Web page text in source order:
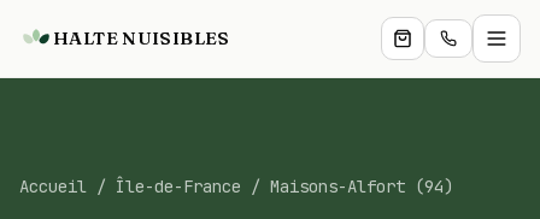
HALTE NUISIBLES
Professionnels
Accueil / Île-de-France / Maisons-Alfort (94)